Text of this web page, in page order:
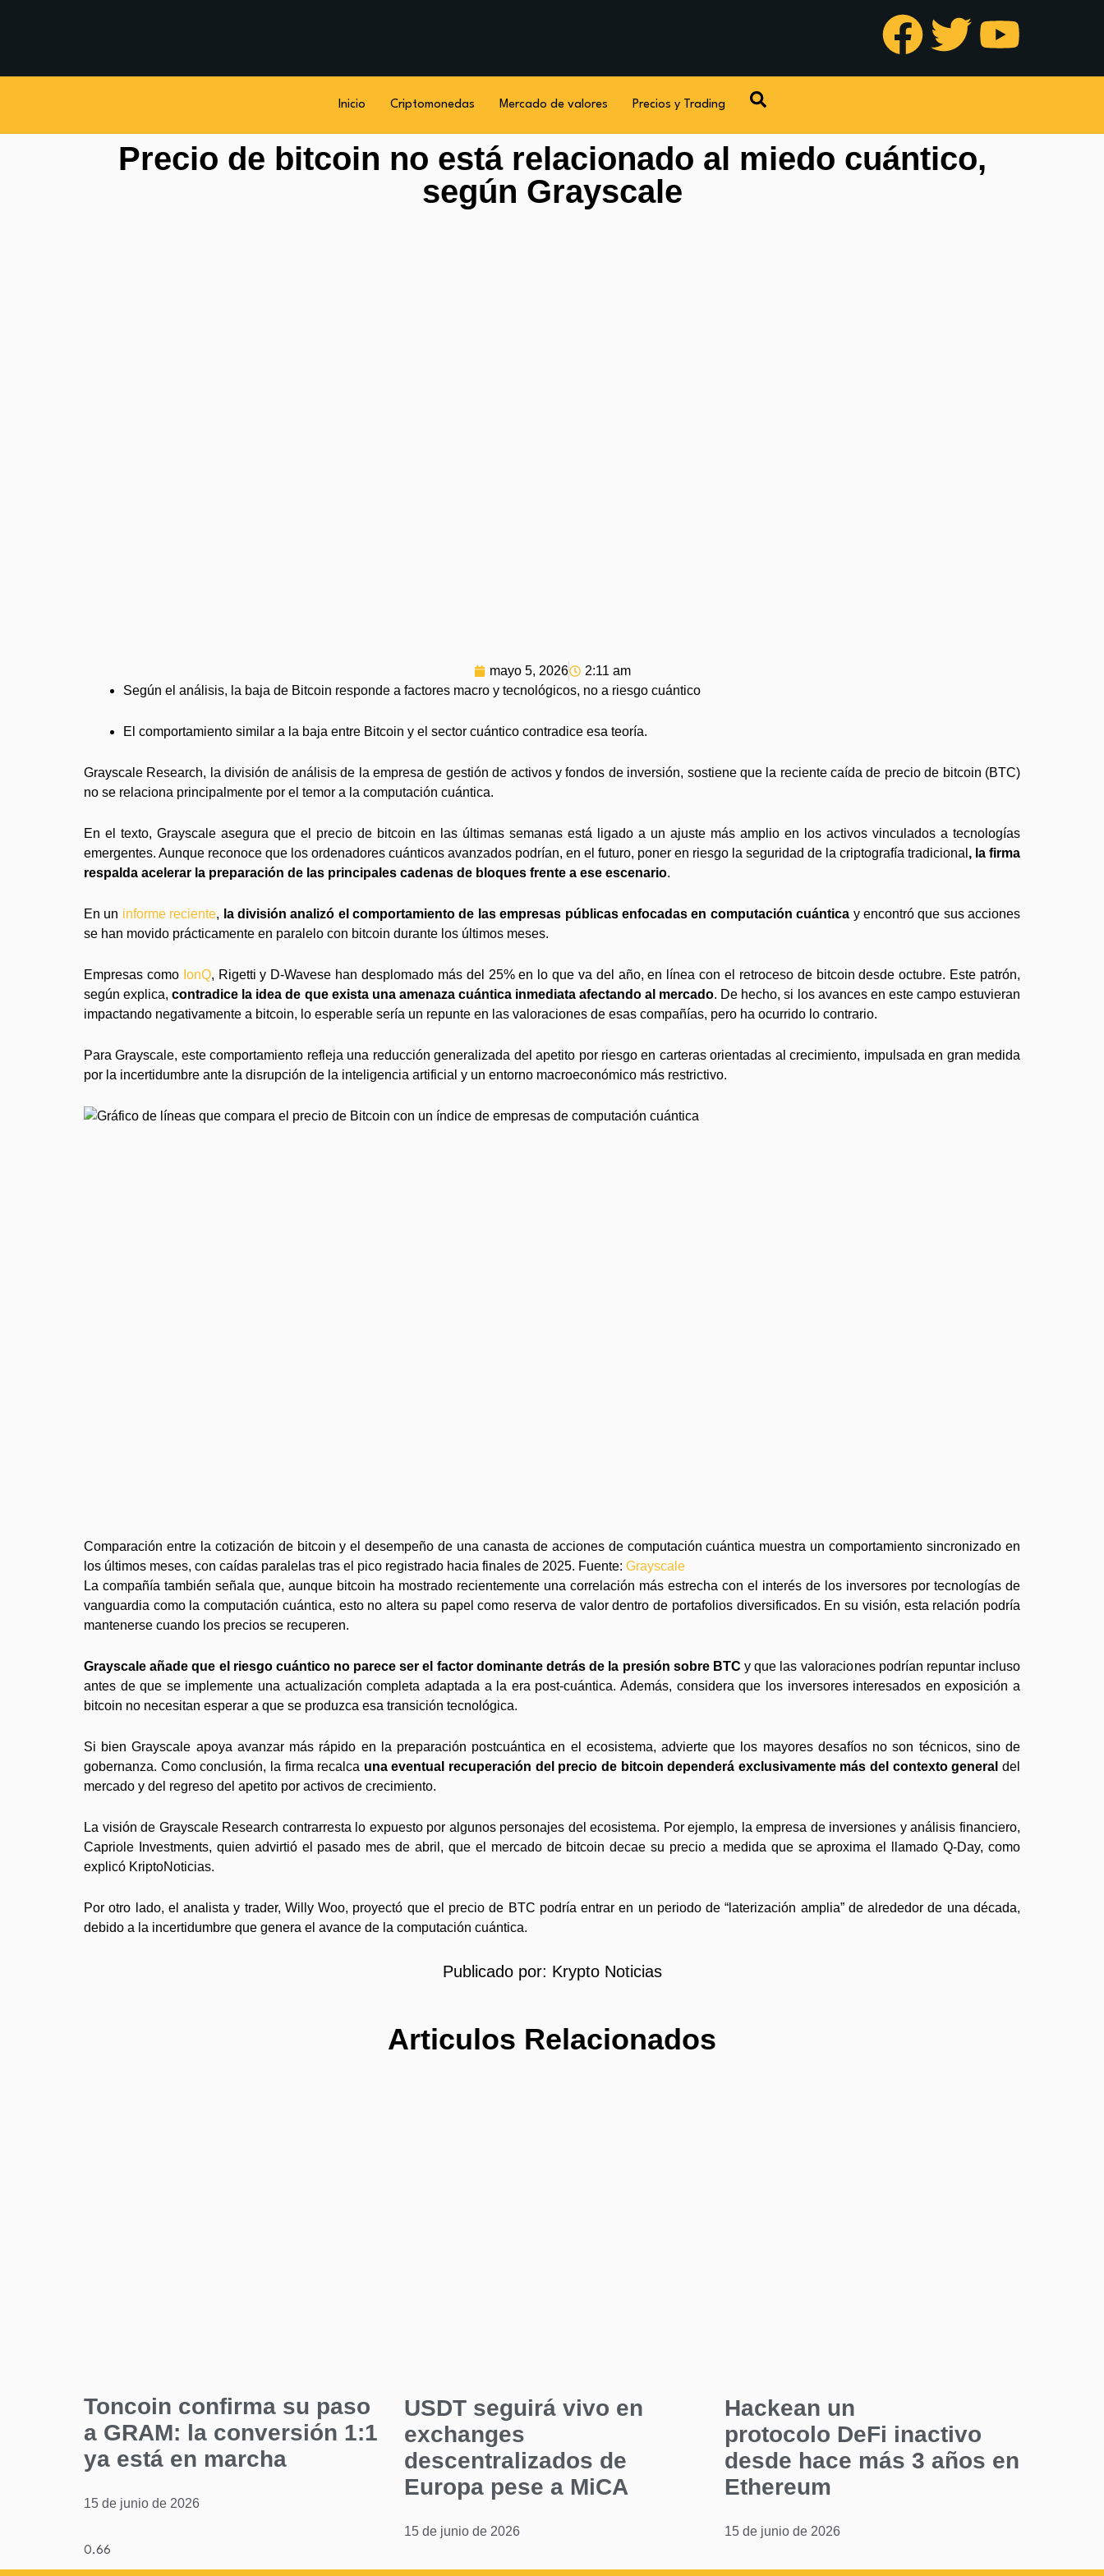
Inicio Criptomonedas Mercado de valores Precios y Trading
Precio de bitcoin no está relacionado al miedo cuántico,
según Grayscale
mayo 5, 2026
2:11 am
Según el análisis, la baja de Bitcoin responde a factores macro y tecnológicos, no a riesgo cuántico
El comportamiento similar a la baja entre Bitcoin y el sector cuántico contradice esa teoría.
Grayscale Research, la división de análisis de la empresa de gestión de activos y fondos de inversión, sostiene que la reciente caída de precio de bitcoin (BTC)
no se relaciona principalmente por el temor a la computación cuántica.
En el texto, Grayscale asegura que el precio de bitcoin en las últimas semanas está ligado a un ajuste más amplio en los activos vinculados a tecnologías
emergentes. Aunque reconoce que los ordenadores cuánticos avanzados podrían, en el futuro, poner en riesgo la seguridad de la criptografía tradicional , la firma
respalda acelerar la preparación de las principales cadenas de bloques frente a ese escenario.
En un informe reciente, la división analizó el comportamiento de las empresas públicas enfocadas en computación cuántica y encontró que sus acciones
se han movido prácticamente en paralelo con bitcoin durante los últimos meses.
Empresas como IonQ, Rigetti y D-Wavese han desplomado más del 25% en lo que va del año, en línea con el retroceso de bitcoin desde octubre. Este patrón,
según explica,contradice la idea de que exista una amenaza cuántica inmediata afectando al mercado. De hecho, si los avances en este campo estuvieran
impactando negativamente a bitcoin, lo esperable sería un repunte en las valoraciones de esas compañías, pero ha ocurrido lo contrario.
Para Grayscale, este comportamiento refleja una reducción generalizada del apetito por riesgo en carteras orientadas al crecimiento, impulsada en gran medida
por la incertidumbre ante la disrupción de la inteligencia artificial y un entorno macroeconómico más restrictivo.
Comparación entre la cotización de bitcoin y el desempeño de una canasta de acciones de computación cuántica muestra un comportamiento sincronizado en
los últimos meses, con caídas paralelas tras el pico registrado hacia finales de 2025. Fuente: Grayscale
La compañía también señala que, aunque bitcoin ha mostrado recientemente una correlación más estrecha con el interés de los inversores por tecnologías de
vanguardia como la computación cuántica, esto no altera su papel como reserva de valor dentro de portafolios diversificados. En su visión, esta relación podría
mantenerse cuando los precios se recuperen.
Grayscale añade que el riesgo cuántico no parece ser el factor dominante detrás de la presión sobre BTC y que las valoraciones podrían repuntar incluso
antes de que se implemente una actualización completa adaptada a la era post-cuántica. Además, considera que los inversores interesados en exposición a
bitcoin no necesitan esperar a que se produzca esa transición tecnológica.
Si bien Grayscale apoya avanzar más rápido en la preparación postcuántica en el ecosistema, advierte que los mayores desafíos no son técnicos, sino de
gobernanza. Como conclusión, la firma recalca una eventual recuperación del precio de bitcoin dependerá exclusivamente más del contexto generaldel
mercado y del regreso del apetito por activos de crecimiento.
La visión de Grayscale Research contrarresta lo expuesto por algunos personajes del ecosistema. Por ejemplo, la empresa de inversiones y análisis financiero,
Capriole Investments, quien advirtió el pasado mes de abril, que el mercado de bitcoin decae su precio a medida que se aproxima el llamado Q-Day, como
explicó KriptoNoticias.
Por otro lado, el analista y trader, Willy Woo, proyectó que el precio de BTC podría entrar en un periodo de “laterización amplia” de alrededor de una década,
debido a la incertidumbre que genera el avance de la computación cuántica.
Publicado por: Krypto Noticias
Articulos Relacionados
Toncoin confirma su paso
a GRAM: la conversión 1:1
ya está en marcha
15 de junio de 2026
USDT seguirá vivo en
exchanges
descentralizados de
Europa pese a MiCA
15 de junio de 2026
Hackean un
protocolo DeFi inactivo
desde hace más 3 años en
Ethereum
15 de junio de 2026